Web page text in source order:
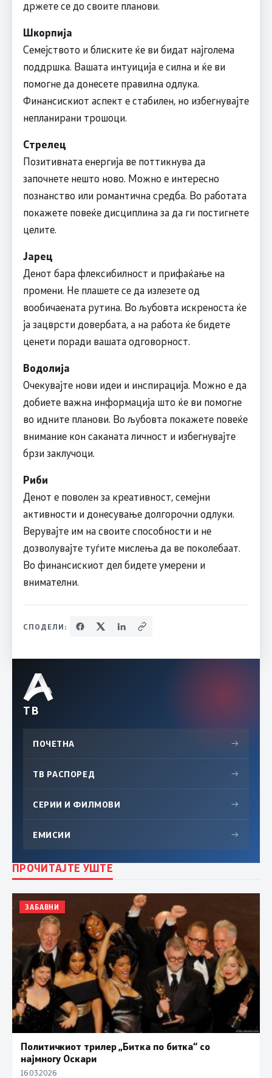
држете се до своите планови.
Шкорпија
Семејството и блиските ќе ви бидат најголема
поддршка. Вашата интуиција е силна и ќе ви
помогне да донесете правилна одлука.
Финансискиот аспект е стабилен, но избегнувајте
непланирани трошоци.
Стрелец
Позитивната енергија ве поттикнува да
започнете нешто ново. Можно е интересно
познанство или романтична средба. Во работата
покажете повеќе дисциплина за да ги постигнете
целите.
Јарец
Денот бара флексибилност и прифаќање на
промени. Не плашете се да излезете од
вообичаената рутина. Во љубовта искреноста ќе
ја зацврсти довербата, а на работа ќе бидете
ценети поради вашата одговорност.
Водолија
Очекувајте нови идеи и инспирација. Можно е да
добиете важна информација што ќе ви помогне
во идните планови. Во љубовта покажете повеќе
внимание кон саканата личност и избегнувајте
брзи заклучоци.
Риби
Денот е поволен за креативност, семејни
активности и донесување долгорочни одлуки.
Верувајте им на своите способности и не
дозволувајте туѓите мислења да ве поколебаат.
Во финансискиот дел бидете умерени и
внимателни.
СПОДЕЛИ:
ТВ
ПОЧЕТНА →
ТВ РАСПОРЕД →
СЕРИИ И ФИЛМОВИ →
ЕМИСИИ →
ПРОЧИТАЈТЕ УШТЕ
ЗАБАВНИ
Политичкиот трилер „Битка по битка“ со
најмногу Оскари
16.03.2026